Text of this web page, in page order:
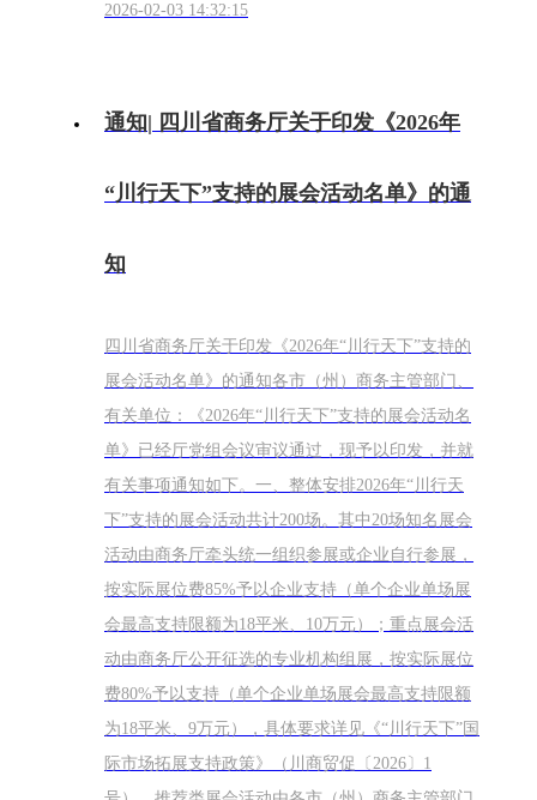
2026-02-03 14:32:15
通知| 四川省商务厅关于印发《2026年
“川行天下”支持的展会活动名单》的通
知
四川省商务厅关于印发《2026年“川行天下”支持的
展会活动名单》的通知各市（州）商务主管部门、
有关单位：《2026年“川行天下”支持的展会活动名
单》已经厅党组会议审议通过，现予以印发，并就
有关事项通知如下。一、整体安排2026年“川行天
下”支持的展会活动共计200场。其中20场知名展会
活动由商务厅牵头统一组织参展或企业自行参展，
按实际展位费85%予以企业支持（单个企业单场展
会最高支持限额为18平米、10万元）；重点展会活
动由商务厅公开征选的专业机构组展，按实际展位
费80%予以支持（单个企业单场展会最高支持限额
为18平米、9万元），具体要求详见《“川行天下”国
际市场拓展支持政策》（川商贸促〔2026〕1